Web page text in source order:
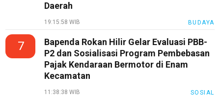
Daerah
19:15:58 WIB BUDAYA
7
Bapenda Rokan Hilir Gelar Evaluasi PBB-
P2 dan Sosialisasi Program Pembebasan
Pajak Kendaraan Bermotor di Enam
Kecamatan
11:38:38 WIB SOSIAL